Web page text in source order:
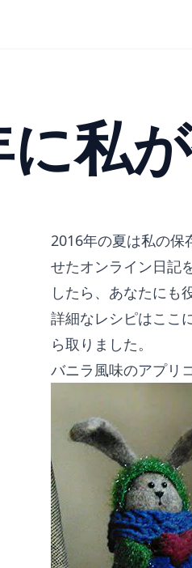
私
2016年の夏は私の保
せたオンライン日記
したら、あなたにも
詳細なレシピはここ
ら取りました。
バニラ風味のアプリ